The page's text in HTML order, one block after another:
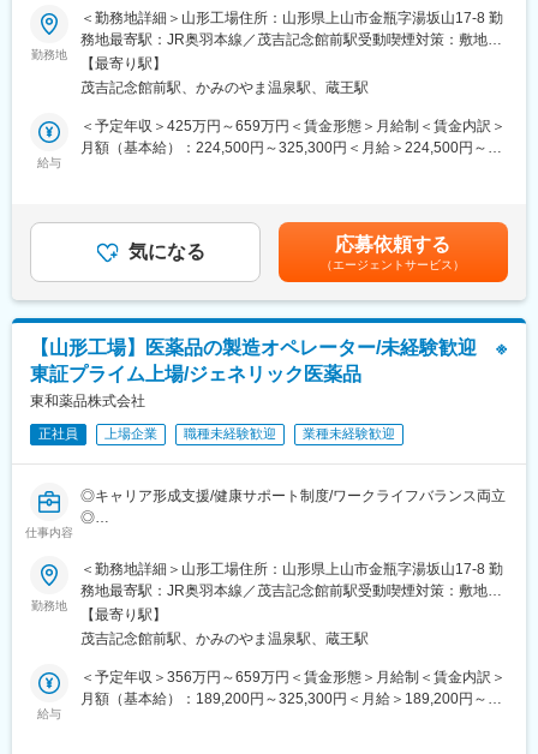
■業務内容：
医薬品製造工場における品質管理業務をお任せいたします。
■業務詳細：
試験・分析装置（高速液体クロマトグラフ等）を用いて、原材料
や医薬品等の試験・分析業務を担当いただきます。また、分析結
果の評価・検証も行っていただきます。
ーカーから同じ有効成分でつくられるお薬です。効き目、品質、
安全性が新薬と同等でありながら低価格で提供できます。今、日
本の医療費は急速に増え続けていて、医療費の増大を抑えること
います。
■当社について：
▽ジェネリック医薬品事業
薬品のコア事業。ジェネリック医薬品の製造販売をおこなってい
ます。品質や安全性はもちろんのこと、飲みやすく、扱いやすい
安心できるお薬を提供できるよう、さまざまな取り組みをおこな
っています。
▽健康関連事業
東和薬品の新規事業。
て、企画立案を進めています。健康の維持・増進、未病のケア・
予防に必要な製品やサービスを通じて健康寿命の延伸に貢献しま
す。
▽数字で見る東和薬品
▽職種相関図
https://www.towayakuhin.co.jp/recruit/work/chart.php
勤務地
＜勤務地詳細＞山形工場住所：山形県上山市金瓶字湯坂山17-8 勤
務地最寄駅：JR奥羽本線／茂吉記念館前駅受動喫煙対策：敷地内
全面禁煙変更の範囲：会社の定める事業所
【最寄り駅】
茂吉記念館前駅、かみのやま温泉駅、蔵王駅
給与
＜予定年収＞425万円～659万円＜賃金形態＞月給制＜賃金内訳＞
月額（基本給）：224,500円～325,300円＜月給＞224,500円～
深夜労働、交替勤務手当あり（就業規則による）■昇給あり賃金は
あくまでも目安の金額であり、選考を通じて上下する可能性があ
ります。月給(月額)は固定手当を含めた表記です。
気になる 応募依頼する
（エージェントサービス）
【山形工場】医薬品の製造オペレーター/未経験歓迎 ※
東証プライム上場/ジェネリック医薬品
東和薬品株式会社
正社員 上場企業 職種未経験歓迎 業種未経験歓迎
仕事内容
◎キャリア形成支援/健康サポート制度/ワークライフバランス両立
◎
■業務内容：
製造設備（機械）を操作して、医療用医薬品（顆粒剤・錠剤・カ
プセル剤）を製造するお仕事です。
《医薬品製造の流れ》
・原料の秤量、造粒作業
・原料及び造粒粉末の混合作業(粉末を均一に混ぜ合わせる)
勤務地
＜勤務地詳細＞山形工場住所：山形県上山市金瓶字湯坂山17-8 勤
務地最寄駅：JR奥羽本線／茂吉記念館前駅受動喫煙対策：敷地内
全面禁煙変更の範囲：会社の定める事業所
【最寄り駅】
茂吉記念館前駅、かみのやま温泉駅、蔵王駅
給与
＜予定年収＞356万円～659万円＜賃金形態＞月給制＜賃金内訳＞
月額（基本給）：189,200円～325,300円＜月給＞189,200円～